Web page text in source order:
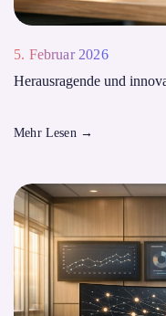
5. Februar 2026
Herausragende und
Mehr Lesen →